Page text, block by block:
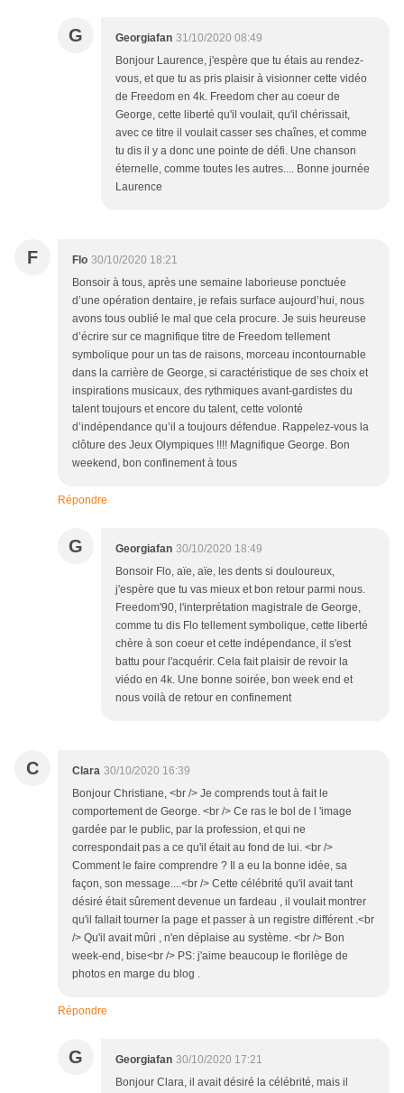
G Georgiafan 31/10/2020 08:49
Bonjour Laurence, j'espère que tu étais au rendez-
vous, et que tu as pris plaisir à visionner cette vidéo
de Freedom en 4k. Freedom cher au coeur de
George, cette liberté qu'il voulait, qu'il chérissait,
avec ce titre il voulait casser ses chaînes, et comme
tu dis il y a donc une pointe de défi. Une chanson
éternelle, comme toutes les autres.... Bonne journée
Laurence
F Flo 30/10/2020 18:21
Bonsoir à tous, après une semaine laborieuse ponctuée
d’une opération dentaire, je refais surface aujourd’hui, nous
avons tous oublié le mal que cela procure. Je suis heureuse
d’écrire sur ce magnifique titre de Freedom tellement
symbolique pour un tas de raisons, morceau incontournable
dans la carrière de George, si caractéristique de ses choix et
inspirations musicaux, des rythmiques avant-gardistes du
talent toujours et encore du talent, cette volonté
d’indépendance qu’il a toujours défendue. Rappelez-vous la
clôture des Jeux Olympiques !!!! Magnifique George. Bon
weekend, bon confinement à tous
Répondre
G Georgiafan 30/10/2020 18:49
Bonsoir Flo, aïe, aïe, les dents si douloureux,
j'espère que tu vas mieux et bon retour parmi nous.
Freedom'90, l'interprétation magistrale de George,
comme tu dis Flo tellement symbolique, cette liberté
chère à son coeur et cette indépendance, il s'est
battu pour l'acquérir. Cela fait plaisir de revoir la
viédo en 4k. Une bonne soirée, bon week end et
nous voilà de retour en confinement
C Clara 30/10/2020 16:39
Bonjour Christiane, <br /> Je comprends tout à fait le
comportement de George. <br /> Ce ras le bol de l 'image
gardée par le public, par la profession, et qui ne
correspondait pas a ce qu'il était au fond de lui. <br />
Comment le faire comprendre ? Il a eu la bonne idée, sa
façon, son message....<br /> Cette célébrité qu'il avait tant
désiré était sûrement devenue un fardeau , il voulait montrer
qu'il fallait tourner la page et passer à un registre différent .<br
/> Qu'il avait mûri , n'en déplaise au système. <br /> Bon
week-end, bise<br /> PS: j'aime beaucoup le florilège de
photos en marge du blog .
Répondre
G Georgiafan 30/10/2020 17:21
Bonjour Clara, il avait désiré la célébrité, mais il